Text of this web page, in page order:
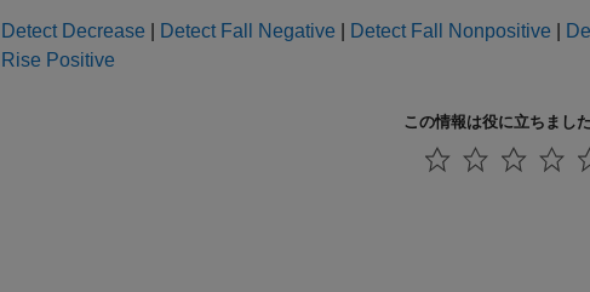
Detect Decrease Detect Fall Negative Detect Fall Nonpositive
Rise Positive
この情報は役に立ちまし